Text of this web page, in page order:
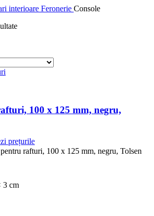
interioare Feronerie Console
100 x 125 mm, negru,
prețurile
rafturi, 100 x 125 mm, negru, Tolsen
3 cm